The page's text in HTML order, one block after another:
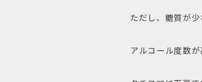
ただし、糖質が
アルコール度数